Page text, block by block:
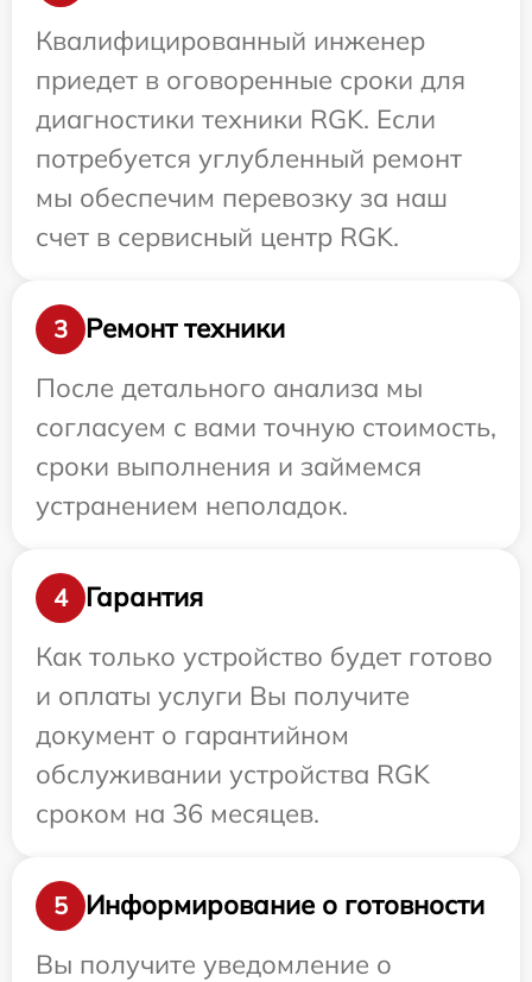
Квалифицированный инженер
приедет в оговоренные сроки для
диагностики техники RGK. Если
потребуется углубленный ремонт
мы обеспечим перевозку за наш
счет в сервисный центр RGK.
3
Ремонт техники
После детального анализа мы
согласуем с вами точную стоимость,
сроки выполнения и займемся
устранением неполадок.
4
Гарантия
Как только устройство будет готово
и оплаты услуги Вы получите
документ о гарантийном
обслуживании устройства RGK
сроком на 36 месяцев.
5
Информирование о готовности
Вы получите уведомление о